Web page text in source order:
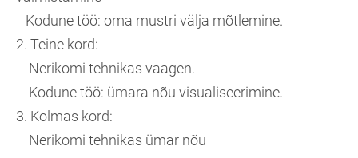
Kodune töö: oma mustri välja mõtlemine.
2. Teine kord:
Nerikomi tehnikas vaagen.
Kodune töö: ümara nõu visualiseerimine.
3. Kolmas kord:
Nerikomi tehnikas ümar nõu